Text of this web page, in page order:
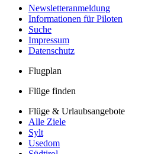
Newsletteranmeldung
Informationen für Piloten
Suche
Impressum
Datenschutz
Flugplan
Flüge finden
Flüge & Urlaubsangebote
Alle Ziele
Sylt
Usedom